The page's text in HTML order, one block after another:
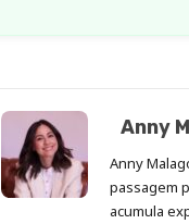
Anny
Anny
passagem
acumula